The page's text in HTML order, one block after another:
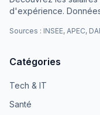
d'expérience.
Sources : INSEE, APEC,
Catégories
Tech & IT
Santé